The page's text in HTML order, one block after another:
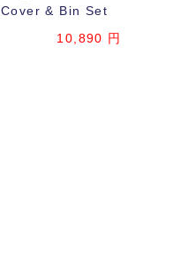
Cover & Bin Set
10,890 円